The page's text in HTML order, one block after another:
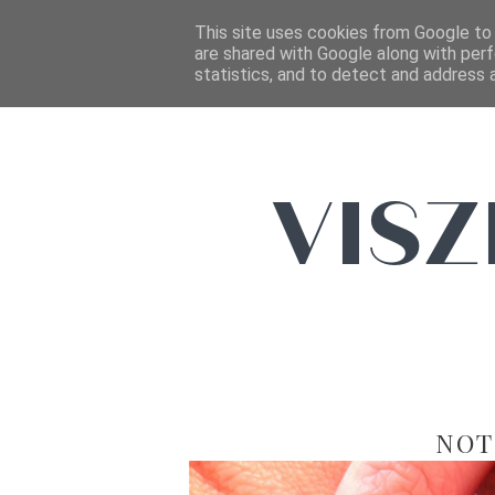
This site uses cookies from Google
are shared with Google along with
statistics, and to detect and address